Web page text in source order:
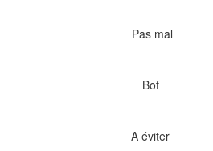
Pas mal
Bof
A éviter